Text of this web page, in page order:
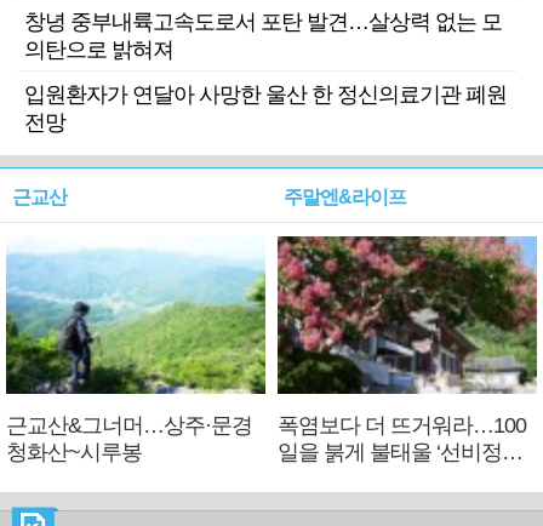
창녕 중부내륙고속도로서 포탄 발견…살상력 없는 모
의탄으로 밝혀져
입원환자가 연달아 사망한 울산 한 정신의료기관 폐원
전망
근교산
근교산&그너머…상주·문경
청화산~시루봉
주말엔&라이프
폭염보다 더 뜨거워라…100
일을 붉게 불태울 ‘선비정신’